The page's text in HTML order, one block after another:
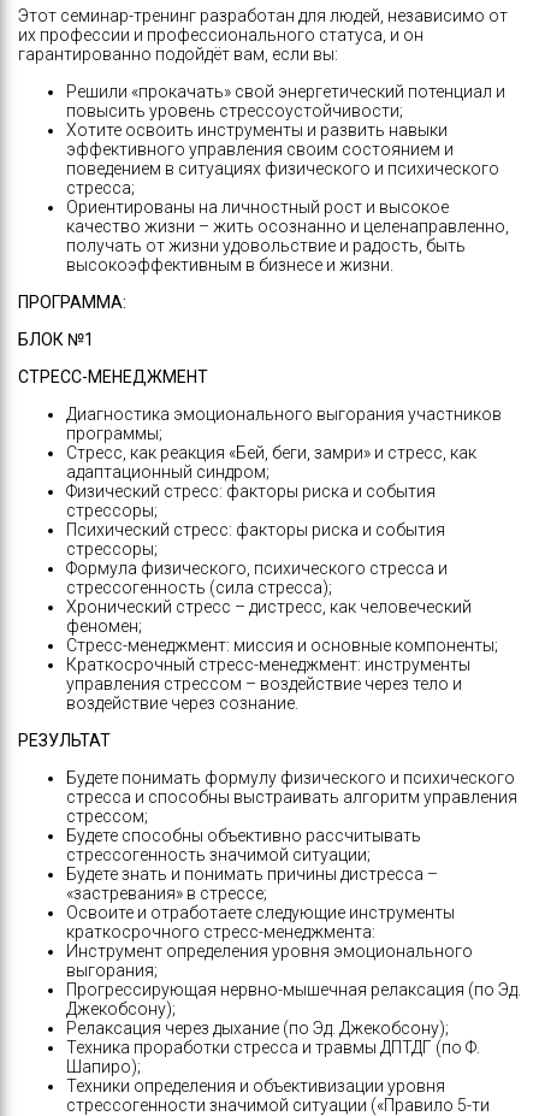
Этот семинар-тренинг разработан для людей, независимо от
их профессии и профессионального статуса, и он
гарантированно подойдёт вам, если вы:
Решили «прокачать» свой энергетический потенциал и
повысить уровень стрессоустойчивости;
Хотите освоить инструменты и развить навыки
эффективного управления своим состоянием и
поведением в ситуациях физического и психического
стресса;
Ориентированы на личностный рост и высокое
качество жизни – жить осознанно и целенаправленно,
получать от жизни удовольствие и радость, быть
высокоэффективным в бизнесе и жизни.
ПРОГРАММА:
БЛОК №1
СТРЕСС-МЕНЕДЖМЕНТ
Диагностика эмоционального выгорания участников
программы;
Стресс, как реакция «Бей, беги, замри» и стресс, как
адаптационный синдром;
Физический стресс: факторы риска и события
стрессоры;
Психический стресс: факторы риска и события
стрессоры;
Формула физического, психического стресса и
стрессогенность (сила стресса);
Хронический стресс – дистресс, как человеческий
феномен;
Стресс-менеджмент: миссия и основные компоненты;
Краткосрочный стресс-менеджмент: инструменты
управления стрессом – воздействие через тело и
воздействие через сознание.
РЕЗУЛЬТАТ
Будете понимать формулу физического и психического
стресса и способны выстраивать алгоритм управления
стрессом;
Будете способны объективно рассчитывать
стрессогенность значимой ситуации;
Будете знать и понимать причины дистресса –
«застревания» в стрессе;
Освоите и отработаете следующие инструменты
краткосрочного стресс-менеджмента:
Инструмент определения уровня эмоционального
выгорания;
Прогрессирующая нервно-мышечная релаксация (по Эд.
Джекобсону);
Релаксация через дыхание (по Эд. Джекобсону);
Техника проработки стресса и травмы ДПТДГ (по Ф.
Шапиро);
Техники определения и объективизации уровня
стрессогенности значимой ситуации («Правило 5-ти